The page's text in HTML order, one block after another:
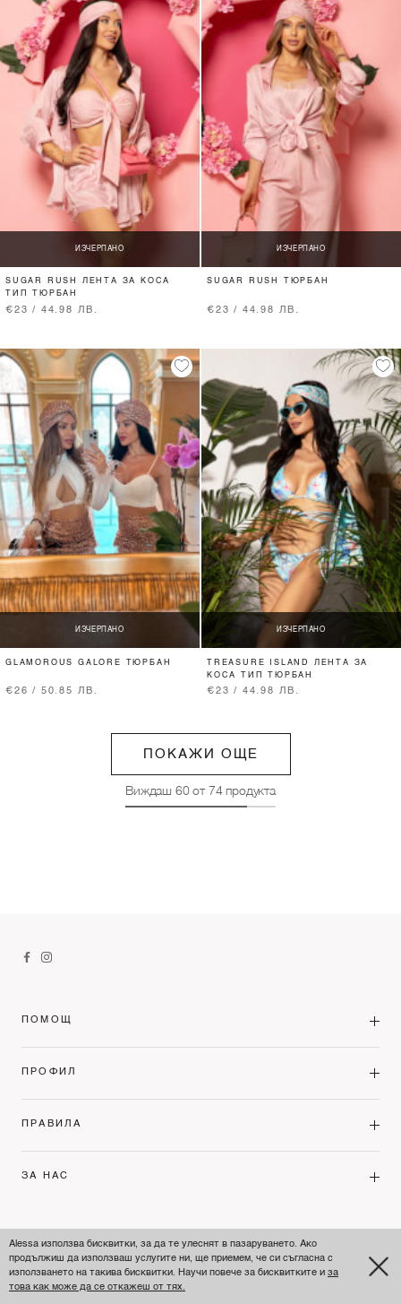
ИЗЧЕРПАНО
SUGAR RUSH ЛЕНТА ЗА КОСА
ТИП ТЮРБАН
€23 / 44.98 ЛВ.
ИЗЧЕРПАНО
SUGAR RUSH ТЮРБАН
€23 / 44.98 ЛВ.
ИЗЧЕРПАНО
GLAMOROUS GALORE ТЮРБАН
€26 / 50.85 ЛВ.
ИЗЧЕРПАНО
TREASURE ISLAND ЛЕНТА ЗА
КОСА ТИП ТЮРБАН
€23 / 44.98 ЛВ.
ПОКАЖИ ОЩЕ
Виждаш 60от 74продукта
Alessa използва бисквитки, за да те улеснят в пазаруването. Ако
продължиш да използваш услугите ни, ще приемем, че си съгласна с
използването на такива бисквитки. Научи повече за бисквитките и за
това как може да се откажеш от тях.
ПОМОЩ
ПРОФИЛ
ПРАВИЛА
ЗА НАС
BULGARIA'S LEADER
© ALESSA 2026